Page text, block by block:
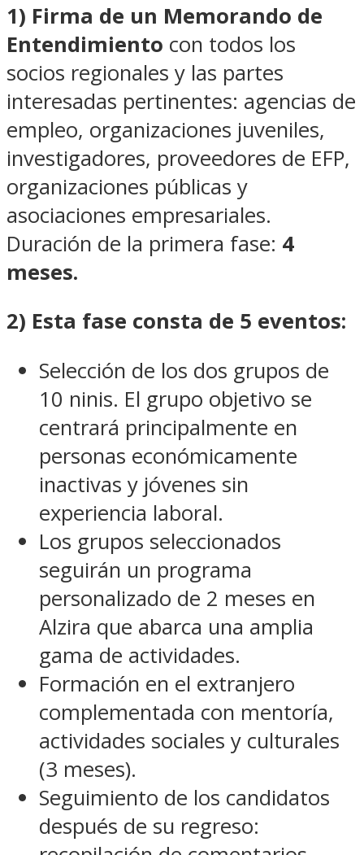
1) Firma de un Memorando de
Entendimiento con todos los
socios regionales y las partes
interesadas pertinentes: agencias de
empleo, organizaciones juveniles,
investigadores, proveedores de EFP,
organizaciones públicas y
asociaciones empresariales.
Duración de la primera fase: 4
meses.
2) Esta fase consta de 5 eventos:
Selección de los dos grupos de
10 ninis. El grupo objetivo se
centrará principalmente en
personas económicamente
inactivas y jóvenes sin
experiencia laboral.
Los grupos seleccionados
seguirán un programa
personalizado de 2 meses en
Alzira que abarca una amplia
gama de actividades.
Formación en el extranjero
complementada con mentoría,
actividades sociales y culturales
(3 meses).
Seguimiento de los candidatos
después de su regreso: